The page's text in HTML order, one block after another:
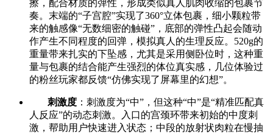
擦，配合材质的弹性，形成类似真人肌肉收缩的包裹节
奏。末端的“子宫腔”实现了360°立体包裹，细小颗粒带
来的触感像“无数细密的触碰”，底部的弹性凸起会随动
作产生不同程度的回弹，模拟真人的生理反应。520g的
重量带来扎实的下坠感，尤其是采用侧卧位时，这种重
量与包裹的结合能产生强烈的体位真实感，几位体验过
的粉丝玩家都反馈“仿佛实现了屏幕里的幻想”。
刺激度 ：刺激度为“中”，但这种“中”是“精准匹配真
人反应”的动态刺激。入口的宫颈环带来初始的中度刺
激，帮助用户快速进入状态；中段的放射状肉粒在慢抽